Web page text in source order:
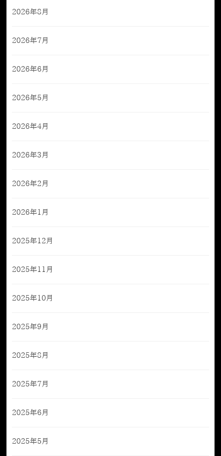
2026年8月
2026年7月
2026年6月
2026年5月
2026年4月
2026年3月
2026年2月
2026年1月
2025年12月
2025年11月
2025年10月
2025年9月
2025年8月
2025年7月
2025年6月
2025年5月